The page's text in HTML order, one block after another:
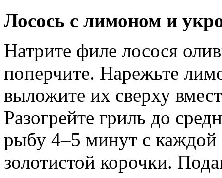
Лосось с лимоном и
Натрите филе лосося
поперчите. Нарежьте
выложите их сверху
Разогрейте гриль до
рыбу 4–5 минут с каждой
золотистой корочки.